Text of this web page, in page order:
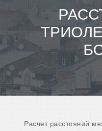
Расчет расстояний